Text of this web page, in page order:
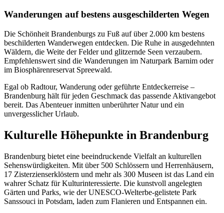
Wanderungen auf bestens ausgeschilderten Wegen
Die Schönheit Brandenburgs zu Fuß auf über 2.000 km bestens
beschilderten Wanderwegen entdecken. Die Ruhe in ausgedehnten
Wäldern, die Weite der Felder und glitzernde Seen verzaubern.
Empfehlenswert sind die Wanderungen im Naturpark Barnim oder
im Biosphärenreservat Spreewald.
Egal ob Radtour, Wanderung oder geführte Entdeckerreise –
Brandenburg hält für jeden Geschmack das passende Aktivangebot
bereit. Das Abenteuer inmitten unberührter Natur und ein
unvergesslicher Urlaub.
Kulturelle Höhepunkte in Brandenburg
Brandenburg bietet eine beeindruckende Vielfalt an kulturellen
Sehenswürdigkeiten. Mit über 500 Schlössern und Herrenhäusern,
17 Zisterzienserklöstern und mehr als 300 Museen ist das Land ein
wahrer Schatz für Kulturinteressierte. Die kunstvoll angelegten
Gärten und Parks, wie der UNESCO-Welterbe-gelistete Park
Sanssouci in Potsdam, laden zum Flanieren und Entspannen ein.